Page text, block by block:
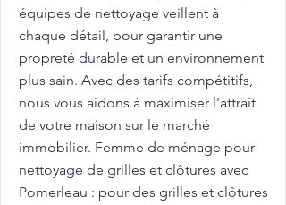
équipes de nettoyage veillent à
chaque détail, pour garantir une
propreté durable et un environnement
plus sain. Avec des tarifs compétitifs,
nous vous aidons à maximiser l'attrait
de votre maison sur le marché
immobilier. Femme de ménage pour
nettoyage de grilles et clôtures avec
Pomerleau : pour des grilles et clôtures